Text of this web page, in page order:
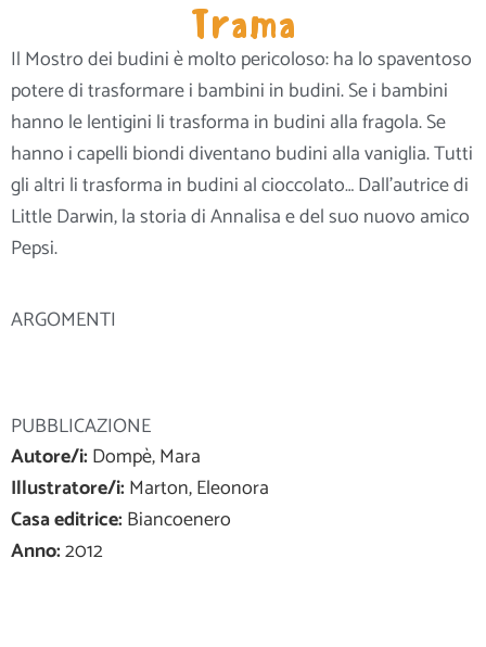
PUBBLICAZIONE
Autore/i:Dompè, Mara
Illustratore/i:Marton, Eleonora
Casa editrice:Biancoenero
Anno:2012
Trama
Il Mostro dei budini è molto pericoloso: ha lo spaventoso
potere di trasformare i bambini in budini. Se i bambini
hanno le lentigini li trasforma in budini alla fragola. Se
hanno i capelli biondi diventano budini alla vaniglia. Tutti
gli altri li trasforma in budini al cioccolato… Dall’autrice di
Little Darwin, la storia di Annalisa e del suo nuovo amico
Pepsi.
ARGOMENTI